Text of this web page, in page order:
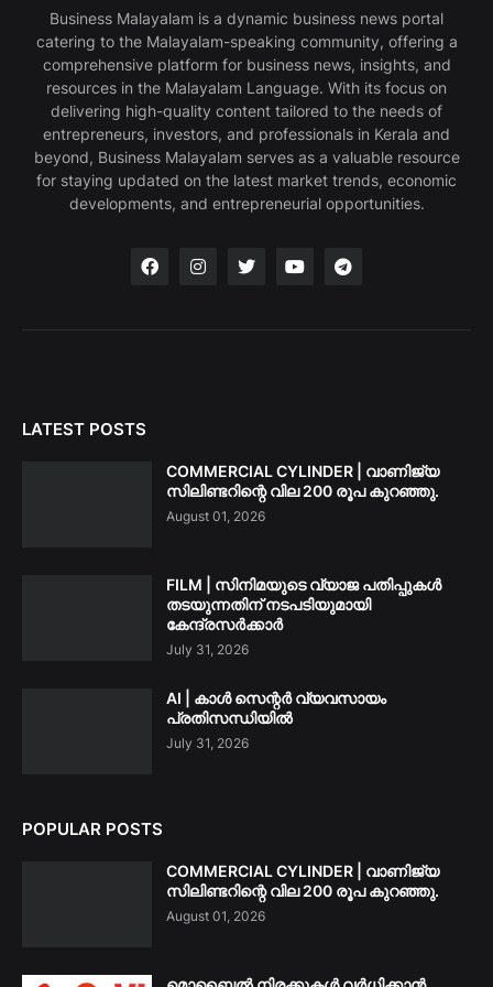
Business Malayalam is a dynamic business news portal
catering to the Malayalam-speaking community, offering a
comprehensive platform for business news, insights, and
resources in the Malayalam Language. With its focus on
delivering high-quality content tailored to the needs of
entrepreneurs, investors, and professionals in Kerala and
beyond, Business Malayalam serves as a valuable resource
for staying updated on the latest market trends, economic
developments, and entrepreneurial opportunities.
LATEST POSTS
COMMERCIAL CYLINDER | വാണിജ്യ
സിലിണ്ടറിന്റെ വില 200 രൂപ കുറഞ്ഞു.
August 01, 2026
FILM | സിനിമയുടെ വ്യാജ പതിപ്പുകൾ
തടയുന്നതിന് നടപടിയുമായി
കേന്ദ്രസർക്കാർ
July 31, 2026
AI | കാൾ സെന്റർ വ്യവസായം
പ്രതിസന്ധിയിൽ
July 31, 2026
POPULAR POSTS
COMMERCIAL CYLINDER | വാണിജ്യ
സിലിണ്ടറിന്റെ വില 200 രൂപ കുറഞ്ഞു.
August 01, 2026